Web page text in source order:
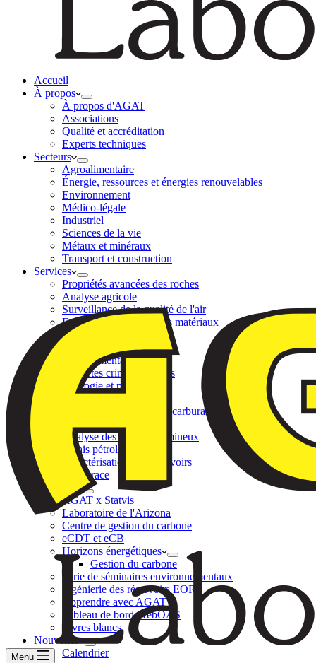
Accueil
À propos
À propos d'AGAT
Associations
Qualité et accréditation
Experts techniques
Secteurs
Agroalimentaire
Énergie, ressources et énergies renouvelables
Environnement
Médico-légale
Industriel
Sciences de la vie
Métaux et minéraux
Transport et construction
Services
Propriétés avancées des roches
Analyse agricole
Surveillance de la qualité de l'air
Essais des carottes et des matériaux
Écotoxicologie
Chimie environnementale
Tests alimentaires
Enquêtes criminalistiques
Géologie et pétrologie
Tests de lubrifiants et de carburants
Analyse des sables bitumineux
Essais pétroliers
Caractérisation des réservoirs
Ultra-trace
Initiatives
AGAT x Statvis
Laboratoire de l'Arizona
Centre de gestion du carbone
eCDT et eCB
Horizons énergétiques
Gestion du carbone
Série de séminaires environnementaux
Ingénierie des réservoirs EOR
Apprendre avec AGAT
Tableau de bord WebOAS
Livres blancs
Nouvelles
Calendrier
Menu